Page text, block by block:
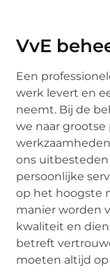
VvE
Een
werk levert en
neemt. Bij de
we naar grootse
ons
persoonlijke
op het hoogste
manier worden
kwaliteit en
betreft
moeten altijd